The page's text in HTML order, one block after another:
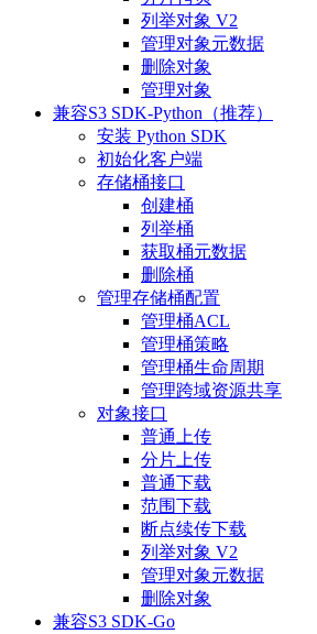
列举对象 V2
管理对象元数据
删除对象
管理对象
兼容S3 SDK-Python（推荐）
安装 Python SDK
初始化客户端
存储桶接口
创建桶
列举桶
获取桶元数据
删除桶
管理存储桶配置
管理桶ACL
管理桶策略
管理桶生命周期
管理跨域资源共享
对象接口
普通上传
分片上传
普通下载
范围下载
断点续传下载
列举对象 V2
管理对象元数据
删除对象
兼容S3 SDK-Go